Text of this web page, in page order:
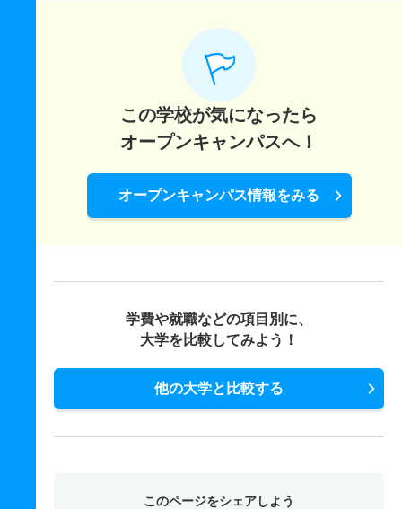
この学校が気になったら
オープンキャンパスへ！
オープンキャンパス情報をみる
学費や就職などの項目別に、
大学を比較してみよう！
他の大学と比較する
このページをシェアしよう